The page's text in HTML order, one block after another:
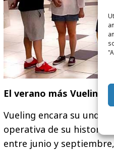
El verano más Vueling
Vueling encara su
operativa de su historia.
entre junio y